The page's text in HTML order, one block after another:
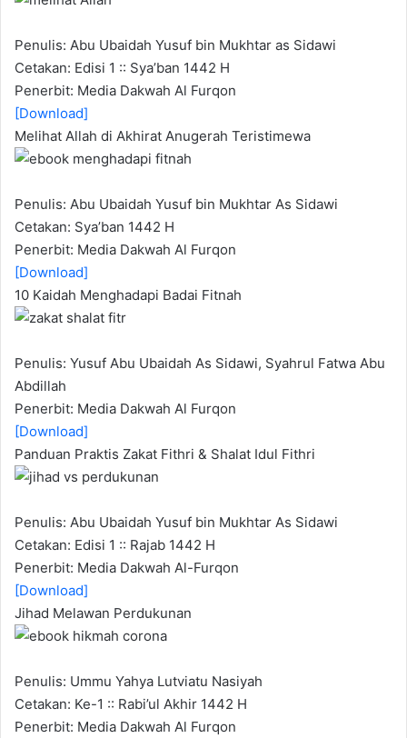
Penulis: Abu Ubaidah Yusuf bin Mukhtar as Sidawi
Cetakan: Edisi 1 :: Sya’ban 1442 H
Penerbit: Media Dakwah Al Furqon
[Download]
Melihat Allah di Akhirat Anugerah Teristimewa
Penulis: Abu Ubaidah Yusuf bin Mukhtar As Sidawi
Cetakan: Sya’ban 1442 H
Penerbit: Media Dakwah Al Furqon
[Download]
10 Kaidah Menghadapi Badai Fitnah
Penulis: Yusuf Abu Ubaidah As Sidawi, Syahrul Fatwa Abu
Abdillah
Penerbit: Media Dakwah Al Furqon
[Download]
Panduan Praktis Zakat Fithri & Shalat Idul Fithri
Penulis: Abu Ubaidah Yusuf bin Mukhtar As Sidawi
Cetakan: Edisi 1 :: Rajab 1442 H
Penerbit: Media Dakwah Al-Furqon
[Download]
Jihad Melawan Perdukunan
Penulis: Ummu Yahya Lutviatu Nasiyah
Cetakan: Ke-1 :: Rabi’ul Akhir 1442 H
Penerbit: Media Dakwah Al Furqon